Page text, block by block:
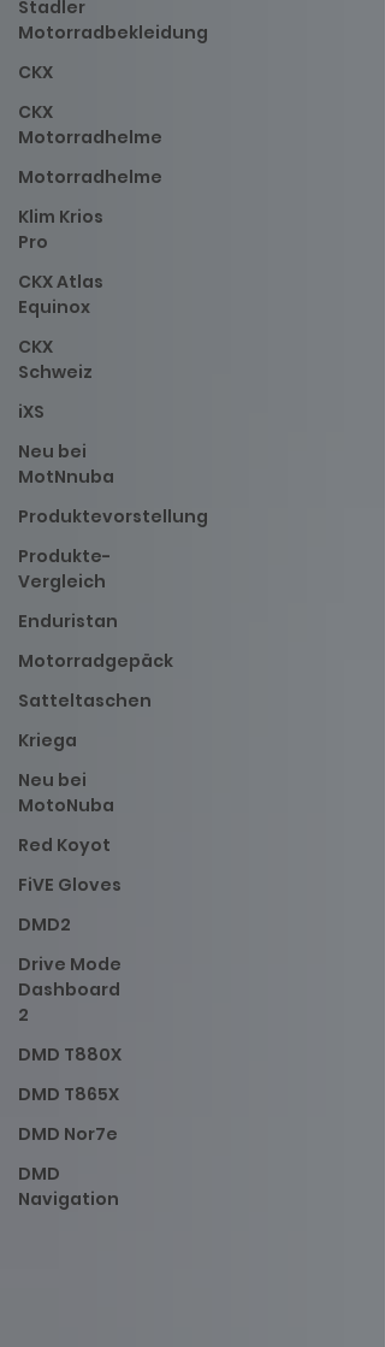
Stadler
Motorradbekleidung
CKX
CKX
Motorradhelme
Motorradhelme
Klim Krios
Pro
CKX Atlas
Equinox
CKX
Schweiz
iXS
Neu bei
MotNnuba
Produktevorstellung
Produkte-
Vergleich
Enduristan
Motorradgepäck
Satteltaschen
Kriega
Neu bei
MotoNuba
Red Koyot
FiVE Gloves
DMD2
Drive Mode
Dashboard
2
DMD T880X
DMD T865X
DMD Nor7e
DMD
Navigation